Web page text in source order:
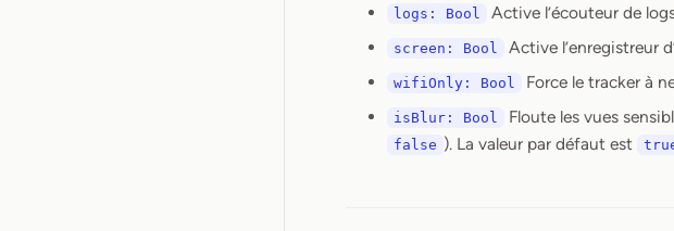
logs: Bool Active l’écouteur de
screen: Bool Active l’enregistreur
wifiOnly: Bool Force le tracker à
isBlur: Bool Floute les vues
false ). La valeur par défaut est